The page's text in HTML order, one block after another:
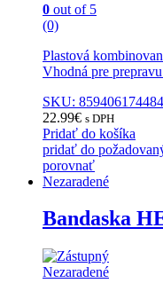
0 out of 5
(0)
Plastová
Vhodná pre
SKU:
22.99€ s DPH
Pridať do košíka
pridať do
porovnať
Nezaradené
Bandaska
Nezaradené